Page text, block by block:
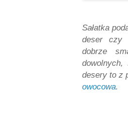
Sałatka
deser czy
dobrze
desery to z
owocowa.